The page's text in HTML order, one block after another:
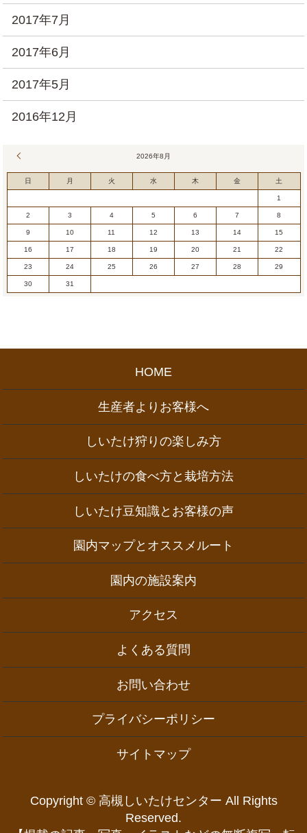
2017年7月
2017年6月
2017年5月
2016年12月
2026年8月
日 月 火 水 木 金 土
1
2 3 4 5 6 7 8
9 10 11 12 13 14 15
16 17 18 19 20 21 22
23 24 25 26 27 28 29
30 31
HOME
生産者よりお客様へ
しいたけ狩りの楽しみ方
しいたけの食べ方と栽培方法
しいたけ豆知識とお客様の声
園内マップとオススメルート
園内の施設案内
アクセス
よくある質問
お問い合わせ
プライバシーポリシー
サイトマップ
Copyright © 高槻しいたけセンター All Rights
Reserved.